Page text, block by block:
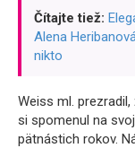
Čítajte tiež:
Alena
nikto
Weiss ml.
si spomenul na
pätnástich rokov.